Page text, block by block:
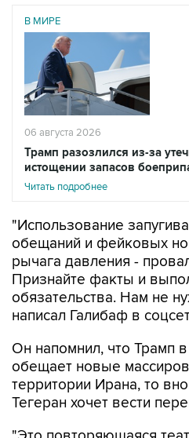
В МИРЕ
06 августа 2026
Трамп разозлился из-за
истощении запасов
Читать подробнее
"Использование
обещаний и фейковых
рычага давления -
Признайте факты и
обязательства. Нам не
написал Галибаф в
Он напомнил, что Трамп
обещает новые
территории Ирана, то
Тегеран хочет вести